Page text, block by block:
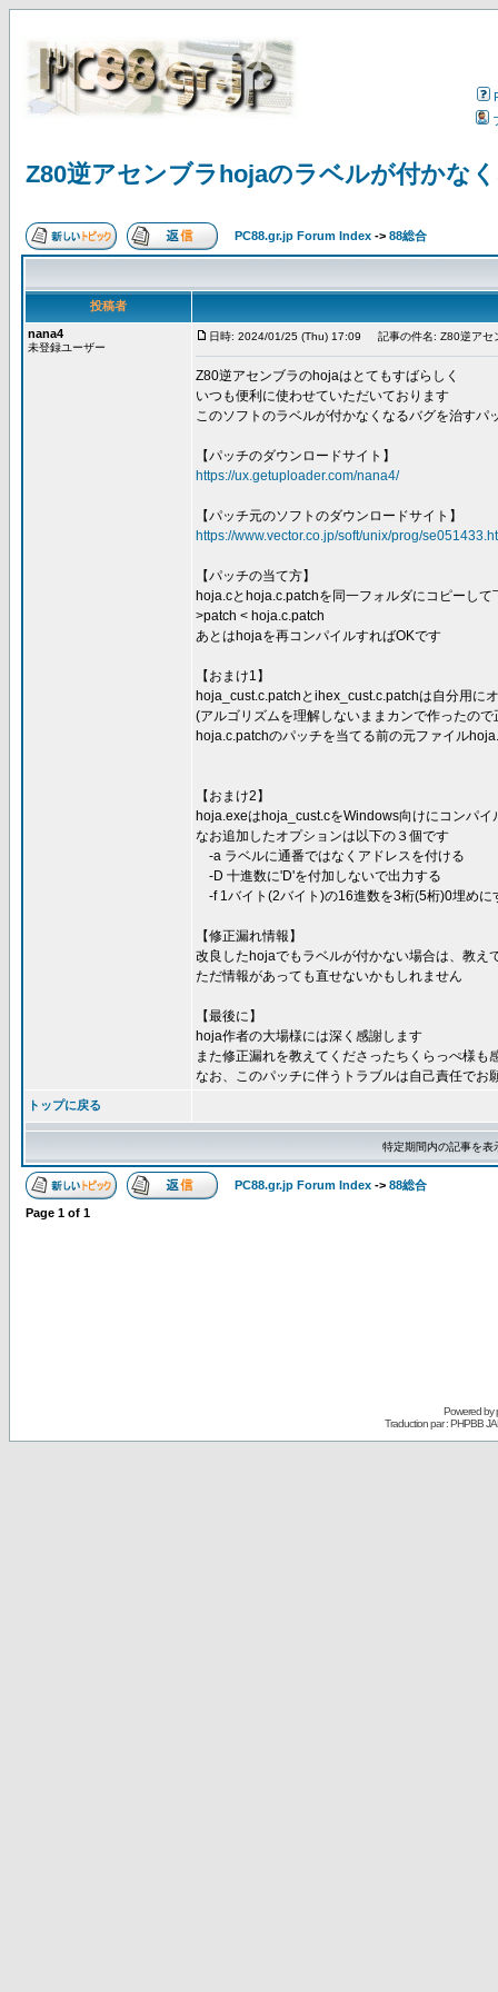
Z80逆アセンブラhojaのラベルが付かな
PC88.gr.jp Forum Index -> 88総合
投稿者
nana4
未登録ユーザー
日時: 2024/01/25 (Thu) 17:09 記事の件名: Z80逆アセ
Z80逆アセンブラのhojaはとてもすばらしく
いつも便利に使わせていただいております
このソフトのラベルが付かなくなるバグを治すパ
【パッチのダウンロードサイト】
https://ux.getuploader.com/nana4/
【パッチ元のソフトのダウンロードサイト】
https://www.vector.co.jp/soft/unix/prog/
【パッチの当て方】
hoja.cとhoja.c.patchを同一フォルダにコピーし
>patch < hoja.c.patch
あとはhojaを再コンパイルすればOKです
【おまけ1】
hoja_cust.c.patchとihex_cust.c.patchは自分用に
(アルゴリズムを理解しないままカンで作ったの
hoja.c.patchのパッチを当てる前の元ファイル
【おまけ2】
hoja.exeはhoja_cust.cをWindows向けにコンパイ
なお追加したオプションは以下の３個です
-a ラベルに通番ではなくアドレスを付ける
-D 十進数に'D'を付加しないで出力する
-f 1バイト(2バイト)の16進数を3桁(5桁)0埋めに
【修正漏れ情報】
改良したhojaでもラベルが付かない場合は、教え
ただ情報があっても直せないかもしれません
【最後に】
hoja作者の大場様には深く感謝します
また修正漏れを教えてくださったちくらっぺ様も
なお、このパッチに伴うトラブルは自己責任でお
トップに戻る
特定期間内の記事を
PC88.gr.jp Forum Index -> 88総合
Page 1 of 1
Powered by
Traduction par : PHPBB